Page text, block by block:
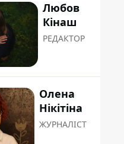
Любов
Кінаш
РЕДАКТОР
Олена
Нікітіна
ЖУРНАЛІСТ